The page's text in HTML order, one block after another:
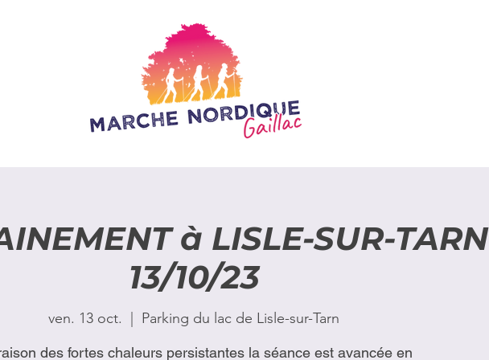
à LISLE-SUR-TARN
13/10/23
ven. 13 oct. Parking du lac de Lisle-sur-Tarn
des fortes chaleurs persistantes la séance est avancée en